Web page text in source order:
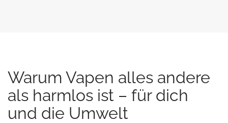
Warum Vapen alles andere
als harmlos ist – für dich
und die Umwelt